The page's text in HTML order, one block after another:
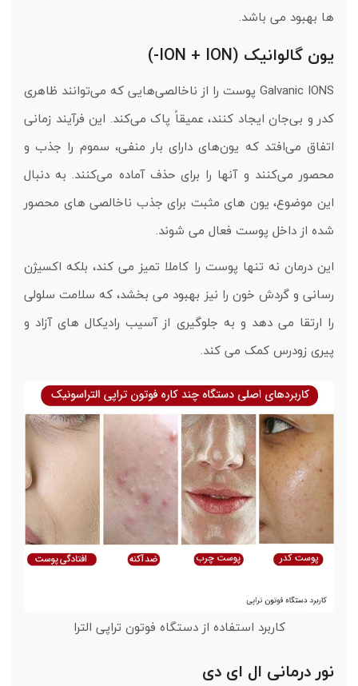
ها بهبود می باشد.
یون گالوانیک (ION + ION-)
Galvanic IONS پوست را از ناخالصی‌هایی که می‌توانند ظاهری
کدر و بی‌جان ایجاد کنند، عمیقاً پاک می‌کند. این فرآیند زمانی
اتفاق می‌افتد که یون‌های دارای بار منفی، سموم را جذب و
محصور می‌کنند و آنها را برای حذف آماده می‌کنند. به دنبال
این موضوع، یون های مثبت برای جذب ناخالصی های محصور
شده از داخل پوست فعال می شوند.
این درمان نه تنها پوست را کاملا تمیز می کند، بلکه اکسیژن
رسانی و گردش خون را نیز بهبود می بخشد، که سلامت سلولی
را ارتقا می دهد و به جلوگیری از آسیب رادیکال های آزاد و
پیری زودرس کمک می کند.
کاربرد استفاده از دستگاه فوتون تراپی الترا
نور درمانی ال ای دی